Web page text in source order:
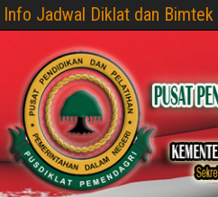
Info Jadwal Diklat dan Bimtek